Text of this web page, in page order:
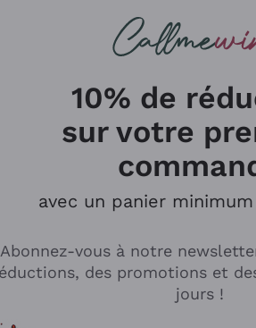
Explorer le
Producteurs
10% de
sur votre
avec un panier
Abonnez-vous à notre
des promotions et
jours !